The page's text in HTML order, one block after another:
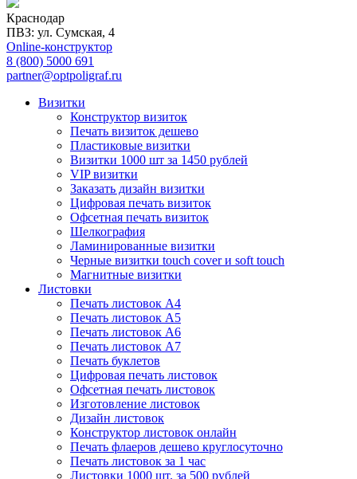
Краснодар
ПВЗ: ул. Сумская, 4
Online-конструктор
8 (800) 5000 691
partner@optpoligraf.ru
Визитки
Конструктор визиток
Печать визиток дешево
Пластиковые визитки
Визитки 1000 шт за 1450 рублей
VIP визитки
Заказать дизайн визитки
Цифровая печать визиток
Офсетная печать визиток
Шелкография
Ламинированные визитки
Черные визитки touch cover и soft touch
Магнитные визитки
Листовки
Печать листовок А4
Печать листовок А5
Печать листовок А6
Печать листовок А7
Печать буклетов
Цифровая печать листовок
Офсетная печать листовок
Изготовление листовок
Дизайн листовок
Конструктор листовок онлайн
Печать флаеров дешево круглосуточно
Печать листовок за 1 час
Листовки 1000 шт. за 500 рублей